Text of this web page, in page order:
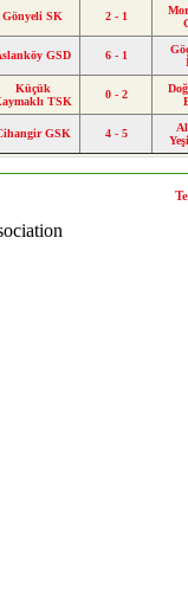
Gönyeli SK 2 - 1
GSD 6 - 1
Küçük
TSK
0 - 2
GSK 4 - 5